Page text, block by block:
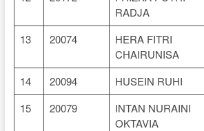
RADJA
13 20074
HERA FITRI
CHAIRUNISA
14 20094 HUSEIN RUHI
15
20079
INTAN NURAINI
OKTAVIA